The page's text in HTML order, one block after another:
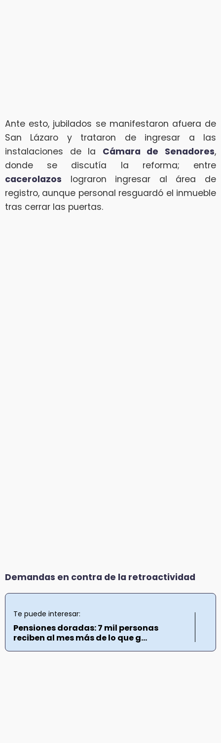
Ante esto, jubilados se manifestaron afuera de
San Lázaro y trataron de ingresar a las
instalaciones de la Cámara de Senadores,
donde se discutía la reforma; entre
cacerolazos lograron ingresar al área de
registro, aunque personal resguardó el inmueble
tras cerrar las puertas.
Demandas en contra de la retroactividad
Te puede interesar:
Pensiones doradas: 7 mil personas
reciben al mes más de lo que g...